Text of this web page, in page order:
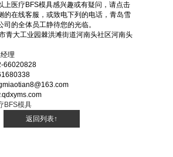
医疗BFS模具感兴趣或有疑问，请点击
的在线客服，或致电下列的电话，青岛雪
司的全体员工静待您的光临。
大工业园棘洪滩街道河南头社区河南头
理
BFS模具
返回列表↑